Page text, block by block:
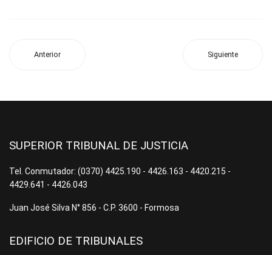
Anterior Siguiente
SUPERIOR TRIBUNAL DE JUSTICIA
Tel. Conmutador: (0370) 4425.190 - 4426.163 - 4420.215 -
4429.641 - 4426.043
Juan José Silva N° 856 - C.P. 3600 - Formosa
EDIFICIO DE TRIBUNALES